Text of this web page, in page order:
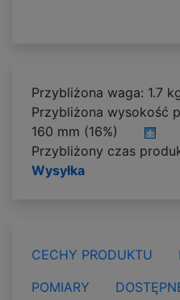
Przybliżona waga: 1.7
Przybliżona wysokość
160 mm (16%)
Przybliżony czas
Wysyłka
CECHY PRODUKTU
POMIARY